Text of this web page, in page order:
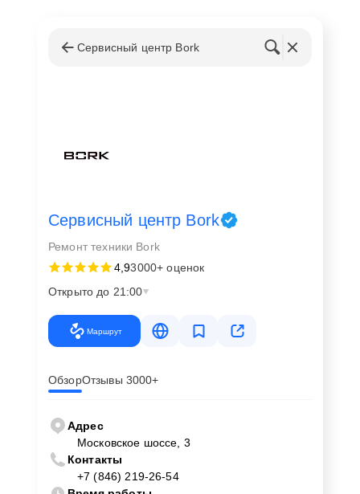
Сервисный центр Bork
Сервисный центр Bork
Ремонт техники Bork
4,93000+ оценок
Открыто до 21:00
Маршрут
ОбзорОтзывы 3000+
Адрес
Московское шоссе, 3
Контакты
+7 (846) 219-26-54